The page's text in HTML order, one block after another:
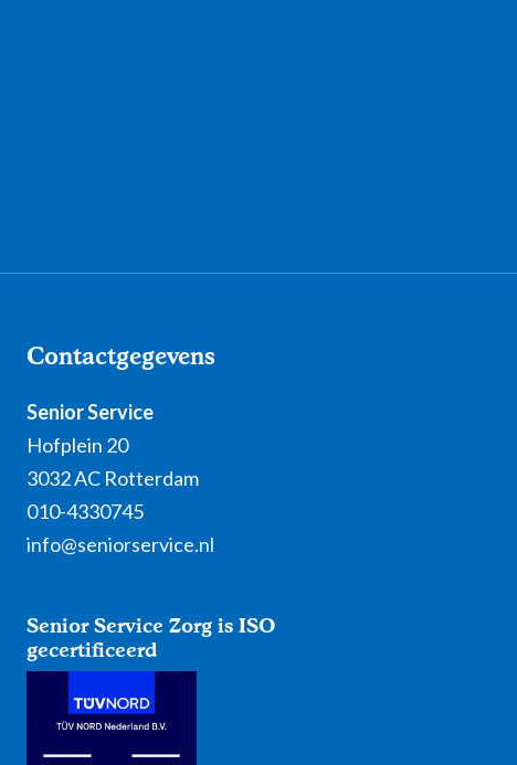
Contactgegevens
Senior Service
Hofplein 20
3032 AC Rotterdam
010-4330745
info@seniorservice.nl
Senior Service Zorg is ISO
gecertificeerd